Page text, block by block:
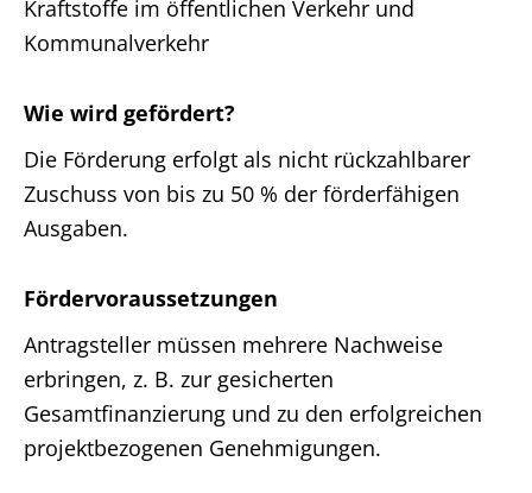
Kraftstoffe im öffentlichen Verkehr und
Kommunalverkehr
Wie wird gefördert?
Die Förderung erfolgt als nicht rückzahlbarer
Zuschuss von bis zu 50 % der förderfähigen
Ausgaben.
Fördervoraussetzungen
Antragsteller müssen mehrere Nachweise
erbringen, z. B. zur gesicherten
Gesamtfinanzierung und zu den erfolgreichen
projektbezogenen Genehmigungen.